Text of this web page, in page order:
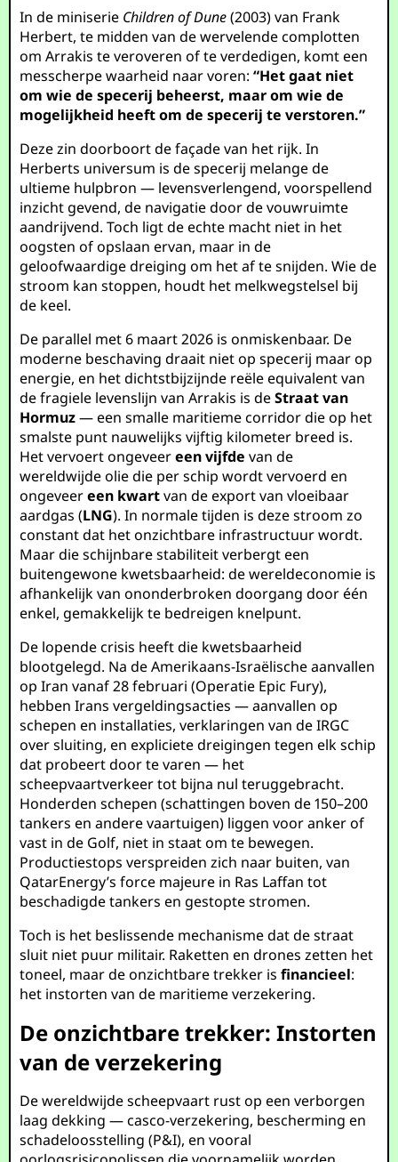
In de miniserie Children of Dune(2003) van Frank
Herbert, te midden van de wervelende complotten
om Arrakis te veroveren of te verdedigen, komt een
messcherpe waarheid naar voren:“Het gaat niet
om wie de specerij beheerst, maar om wie de
mogelijkheid heeft om de specerij te verstoren.”
Deze zin doorboort de façade van het rijk. In
Herberts universum is de specerij melange de
ultieme hulpbron — levensverlengend, voorspellend
inzicht gevend, de navigatie door de vouwruimte
aandrijvend. Toch ligt de echte macht niet in het
oogsten of opslaan ervan, maar in de
geloofwaardige dreiging om het af te snijden. Wie de
stroom kan stoppen, houdt het melkwegstelsel bij
de keel.
De parallel met 6 maart 2026 is onmiskenbaar. De
moderne beschaving draait niet op specerij maar op
energie, en het dichtstbijzijnde reële equivalent van
de fragiele levenslijn van Arrakis is deStraat van
Hormuz— een smalle maritieme corridor die op het
smalste punt nauwelijks vijftig kilometer breed is.
Het vervoert ongeveereen vijfde van de
wereldwijde olie die per schip wordt vervoerd en
ongeveereen kwartvan de export van vloeibaar
aardgas (LNG). In normale tijden is deze stroom zo
constant dat het onzichtbare infrastructuur wordt.
Maar die schijnbare stabiliteit verbergt een
buitengewone kwetsbaarheid: de wereldeconomie is
afhankelijk van ononderbroken doorgang door één
enkel, gemakkelijk te bedreigen knelpunt.
De lopende crisis heeft die kwetsbaarheid
blootgelegd. Na de Amerikaans-Israëlische aanvallen
op Iran vanaf 28 februari (Operatie Epic Fury),
hebben Irans vergeldingsacties — aanvallen op
schepen en installaties, verklaringen van de IRGC
over sluiting, en expliciete dreigingen tegen elk schip
dat probeert door te varen — het
scheepvaartverkeer tot bijna nul teruggebracht.
Honderden schepen (schattingen boven de 150–200
tankers en andere vaartuigen) liggen voor anker of
vast in de Golf, niet in staat om te bewegen.
Productiestops verspreiden zich naar buiten, van
QatarEnergy’s force majeure in Ras Laffan tot
beschadigde tankers en gestopte stromen.
Toch is het beslissende mechanisme dat de straat
sluit niet puur militair. Raketten en drones zetten het
toneel, maar de onzichtbare trekker isfinancieel:
het instorten van de maritieme verzekering.
De onzichtbare trekker: Instorten
van de verzekering
De wereldwijde scheepvaart rust op een verborgen
laag dekking — casco-verzekering, bescherming en
schadeloosstelling (P&I), en vooral